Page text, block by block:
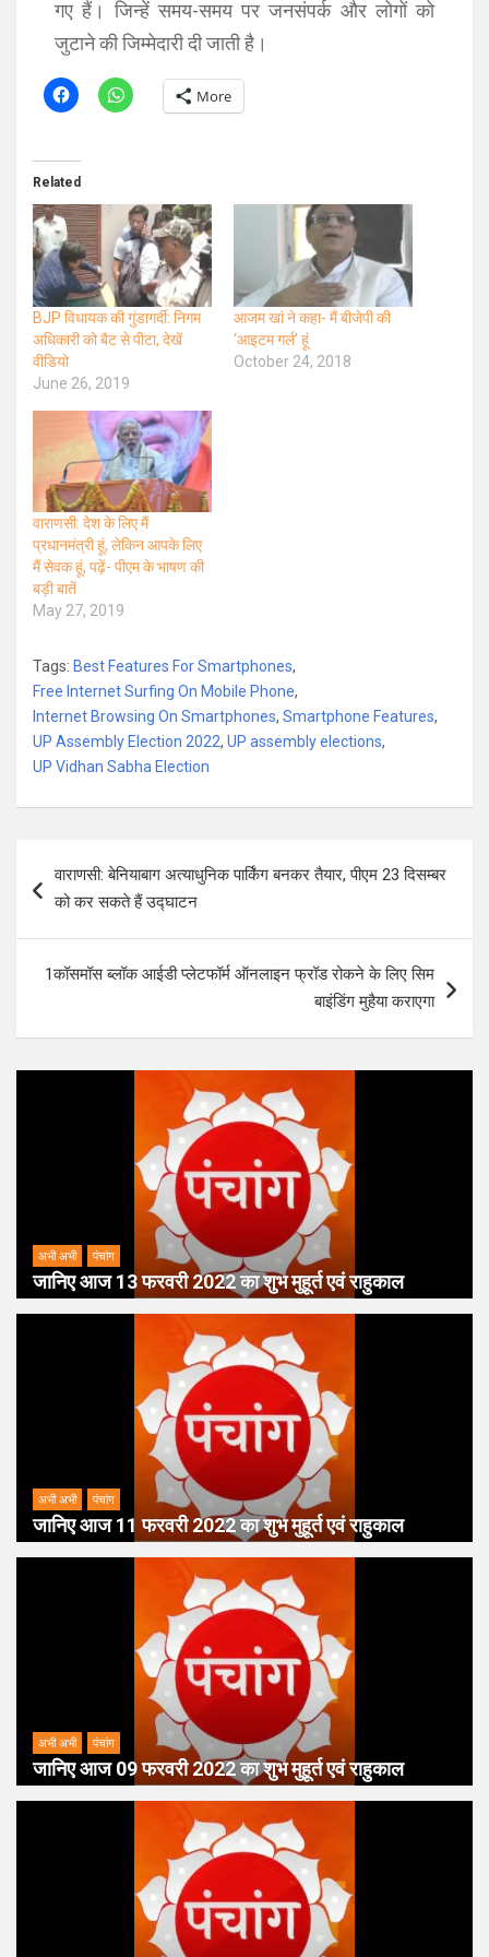
गए हैं। जिन्हें समय-समय पर जनसंपर्क और लोगों को
जुटाने की जिम्मेदारी दी जाती है।
More
Related
BJP विधायक की गुंडागर्दी: निगम
अधिकारी को बैट से पीटा, देखें
वीडियो
June 26, 2019
आजम खां ने कहा- मैं बीजेपी की
‘आइटम गर्ल’ हूं
October 24, 2018
वाराणसी: देश के लिए मैं
प्रधानमंत्री हूं, लेकिन आपके लिए
मैं सेवक हूं, पढ़ें- पीएम के भाषण की
बड़ी बातें
May 27, 2019
Tags: Best Features For Smartphones,
Free Internet Surfing On Mobile Phone,
Internet Browsing On Smartphones, Smartphone Features,
UP Assembly Election 2022, UP assembly elections,
UP Vidhan Sabha Election
navigation
वाराणसी: बेनियाबाग अत्याधुनिक पार्किंग बनकर तैयार, पीएम 23 दिसम्बर
को कर सकते हैं उद्घाटन
1कॉसमॉस ब्लॉक आईडी प्लेटफॉर्म ऑनलाइन फ्रॉड रोकने के लिए सिम
बाइंडिंग मुहैया कराएगा
अभी अभी पंचांग
जानिए आज 13 फरवरी 2022 का शुभ मुहूर्त एवं राहुकाल
अभी अभी पंचांग
जानिए आज 11 फरवरी 2022 का शुभ मुहूर्त एवं राहुकाल
अभी अभी पंचांग
जानिए आज 09 फरवरी 2022 का शुभ मुहूर्त एवं राहुकाल